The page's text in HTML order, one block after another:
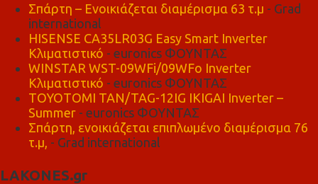
Σπάρτη – Ενοικιάζεται διαμέρισμα 63 τ.μ - Grad
international
HISENSE CA35LR03G Easy Smart Inverter
Κλιματιστικό - euronics ΦΟΥΝΤΑΣ
WINSTAR WST-09WFi/09WFo Inverter
Κλιματιστικό - euronics ΦΟΥΝΤΑΣ
TOYOTOMI TAN/TAG-12IG IKIGAI Inverter –
Summer - euronics ΦΟΥΝΤΑΣ
Σπάρτη, ενοικιάζεται επιπλωμένο διαμέρισμα 76
τ.μ, - Grad international
LAKONES.gr